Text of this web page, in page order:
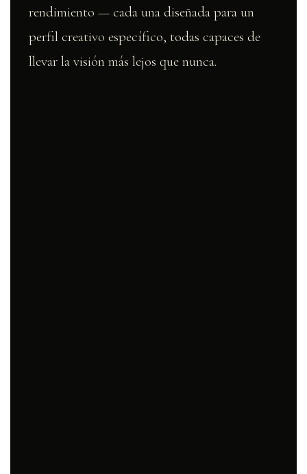
rendimiento — cada una diseñada para un
perfil creativo específico, todas capaces de
llevar la visión más lejos que nunca.